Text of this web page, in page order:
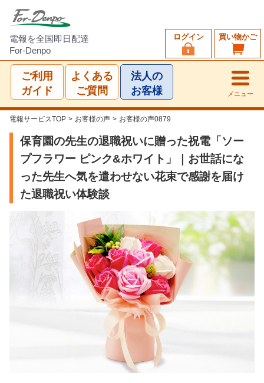
電報を全国即日配達
For-Denpo
買い物かご
ログイン
ご利用
ガイド
よくある
ご質問
法人の
お客様
メニュー
電報サービスTOP > お客様の声 > お客様の声0879
保育園の先生の退職祝いに贈った祝電「ソー
プフラワー ピンク&ホワイト」｜お世話にな
った先生へ気を遣わせない花束で感謝を届け
た退職祝い体験談